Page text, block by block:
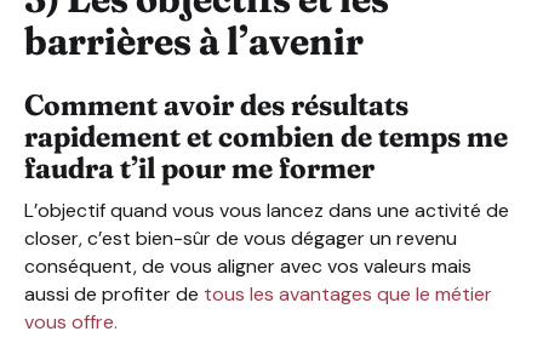
barrières à l’avenir
Comment avoir des résultats
rapidement et combien de temps me
faudra t’il pour me former
L’objectif quand vous vous lancez dans une activité de
closer, c’est bien-sûr de vous dégager un revenu
conséquent, de vous aligner avec vos valeurs mais
aussi de profiter de tous les avantages que le métier
vous offre.